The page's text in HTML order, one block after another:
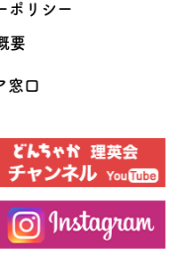
ポリシー
要
窓口